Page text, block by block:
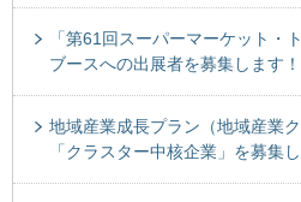
「第61回スーパーマーケット・
ブースへの出展者を募集します！
地域産業成長プラン（地域産業
「クラスター中核企業」を募集し